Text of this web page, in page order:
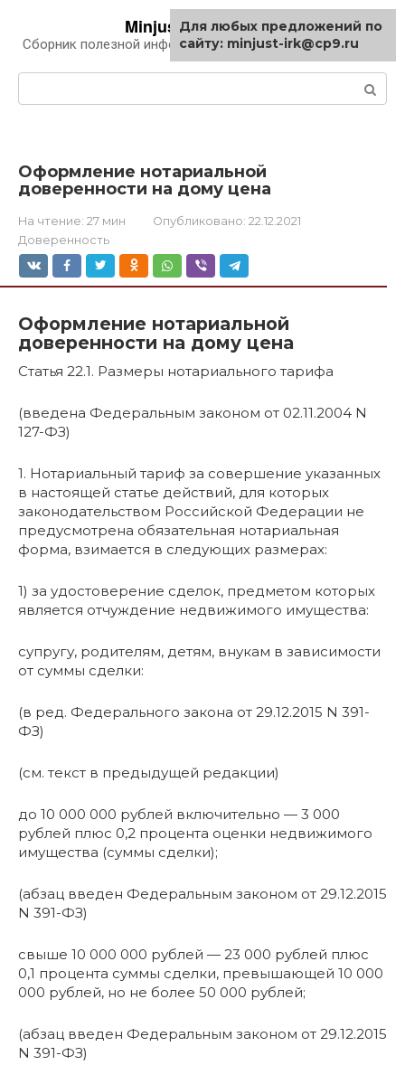
контенту
Minjust-irk.ru
Сборник полезной информации про автомобили
Оформление нотариальной
доверенности на дому цена
На чтение: 27 мин Опубликовано: 22.12.2021
Доверенность
Оформление нотариальной
доверенности на дому цена
Статья 22.1. Размеры нотариального тарифа
(введена Федеральным законом от 02.11.2004 N
127-ФЗ)
1. Нотариальный тариф за совершение указанных
в настоящей статье действий, для которых
законодательством Российской Федерации не
предусмотрена обязательная нотариальная
форма, взимается в следующих размерах:
1) за удостоверение сделок, предметом которых
является отчуждение недвижимого имущества:
супругу, родителям, детям, внукам в зависимости
от суммы сделки:
(в ред. Федерального закона от 29.12.2015 N 391-
ФЗ)
(см. текст в предыдущей редакции)
до 10 000 000 рублей включительно — 3 000
рублей плюс 0,2 процента оценки недвижимого
имущества (суммы сделки);
(абзац введен Федеральным законом от 29.12.2015
N 391-ФЗ)
свыше 10 000 000 рублей — 23 000 рублей плюс
0,1 процента суммы сделки, превышающей 10 000
000 рублей, но не более 50 000 рублей;
(абзац введен Федеральным законом от 29.12.2015
N 391-ФЗ)
Для любых предложений по
сайту: minjust-irk@cp9.ru